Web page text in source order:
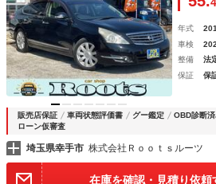
ク
4
年式
車検
整備
法
保証
保
販売店保証 車両状態評価書 グー鑑定 OBD診断
ローン仮審査
埼玉県幸手市 株式会社Ｒｏｏｔｓルーツ
在庫を確認・見積り依頼